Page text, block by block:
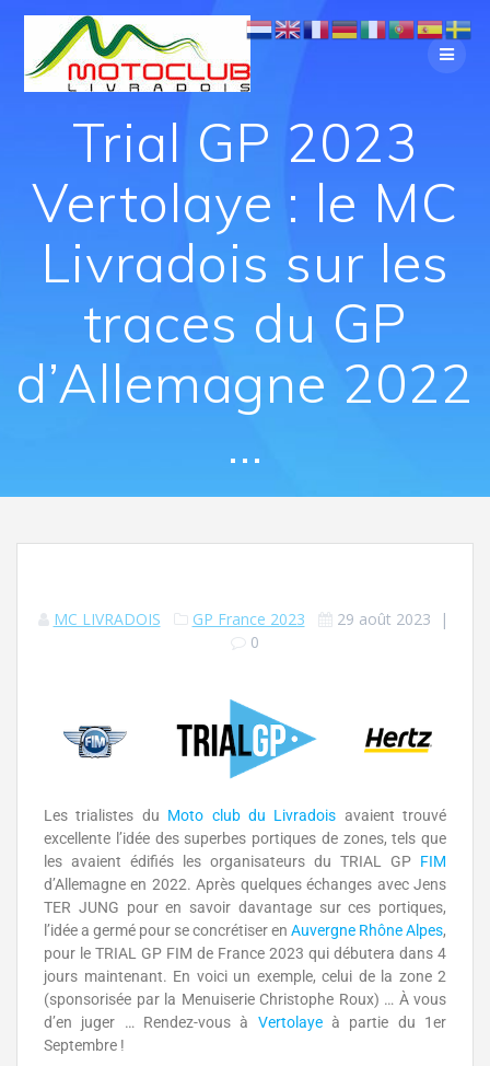
Trial GP 2023
Vertolaye : le MC
Livradois sur les
traces du GP
d’Allemagne 2022
…
MC LIVRADOIS GP France 2023 29 août 2023 |
0
Les trialistes du Moto club du Livradois avaient trouvé
excellente l’idée des superbes portiques de zones, tels que
les avaient édifiés les organisateurs du TRIAL GP FIM
d’Allemagne en 2022. Après quelques échanges avec Jens
TER JUNG pour en savoir davantage sur ces portiques,
l’idée a germé pour se concrétiser en Auvergne Rhône Alpes,
pour le TRIAL GP FIM de France 2023 qui débutera dans 4
jours maintenant. En voici un exemple, celui de la zone 2
(sponsorisée par la Menuiserie Christophe Roux) … À vous
d’en juger … Rendez-vous à Vertolayeà partie du 1er
Septembre !